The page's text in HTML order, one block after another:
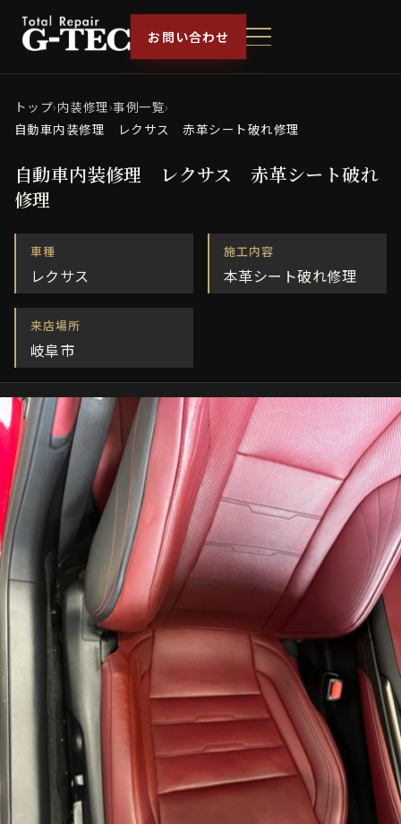
お問い合わせ
トップ›内装修理›事例一覧›
自動車内装修理 レクサス 赤革シート破れ修理
自動車内装修理 レクサス 赤革シート破れ
修理
車種
レクサス
施工内容
本革シート破れ修理
来店場所
岐阜市